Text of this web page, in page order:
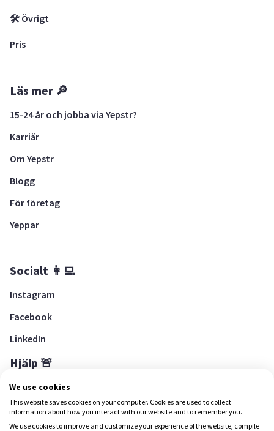
🛠 Övrigt
Pris
Läs mer 🔎
15-24 år och jobba via Yepstr?
Karriär
Om Yepstr
Blogg
För företag
Yeppar
Socialt 👩‍💻
Instagram
Facebook
LinkedIn
Hjälp 🚨
Hjälpcenter
We use cookies
This website saves cookies on your computer. Cookies are used to collect
information about how you interact with our website and to remember you.
We use cookies to improve and customize your experience of the website, compile